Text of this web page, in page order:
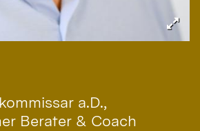
a.D.,
Berater & Coach